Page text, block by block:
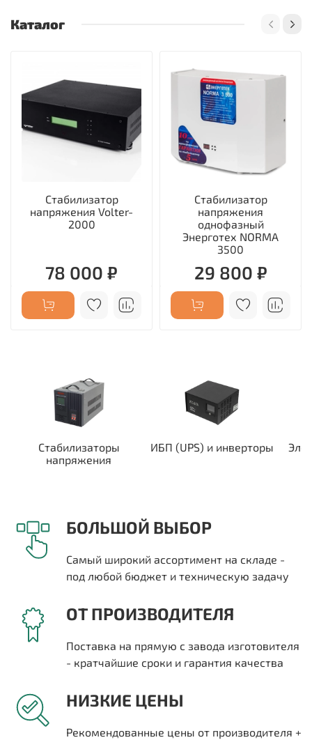
Каталог
Стабилизатор
напряжения Volter-
2000
78 000 ₽
Стабилизатор
напряжения
однофазный
Энерготех NORMA
3500
29 800 ₽
Стабилизаторы
напряжения
ИБП (UPS) и инверторы
БОЛЬШОЙ ВЫБОР
Самый широкий ассортимент на складе -
под любой бюджет и техническую задачу
ОТ ПРОИЗВОДИТЕЛЯ
Поставка на прямую с завода изготовителя
- кратчайшие сроки и гарантия качества
НИЗКИЕ ЦЕНЫ
Рекомендованные цены от производителя +